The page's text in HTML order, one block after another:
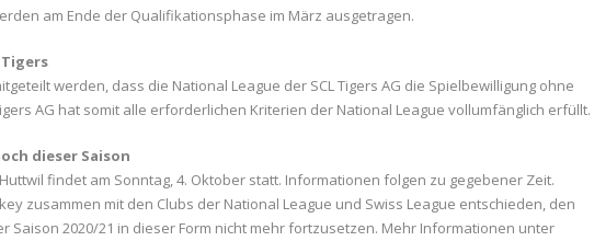
am Ende der Qualifikationsphase im März ausgetragen.
werden, dass die National League der SCL Tigers AG die Spielbewilligung ohne
AG hat somit alle erforderlichen Kriterien der National League vollumfänglich erfüllt.
dieser Saison
findet am Sonntag, 4. Oktober statt. Informationen folgen zu gegebener Zeit.
zusammen mit den Clubs der National League und Swiss League entschieden, den
Saison 2020/21 in dieser Form nicht mehr fortzusetzen. Mehr Informationen unter